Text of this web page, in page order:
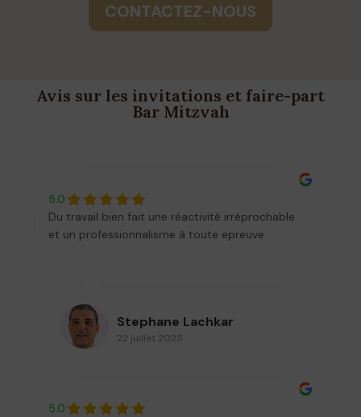
CONTACTEZ-NOUS
Avis sur les invitations et faire-part
Bar Mitzvah
5.0
Du travail bien fait une réactivité irréprochable
et un professionnalisme à toute epreuve
Stephane Lachkar
22 juillet 2025
5.0